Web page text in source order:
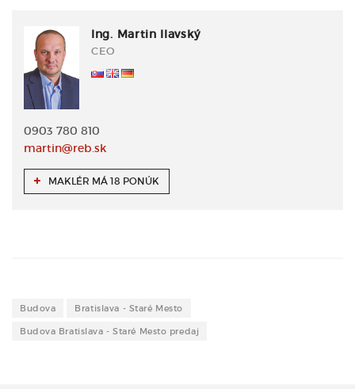
Ing. Martin Ilavský
CEO
0903 780 810
martin@reb.sk
MAKLÉR MÁ 18 PONÚK
Budova Bratislava - Staré Mesto
Budova Bratislava - Staré Mesto predaj